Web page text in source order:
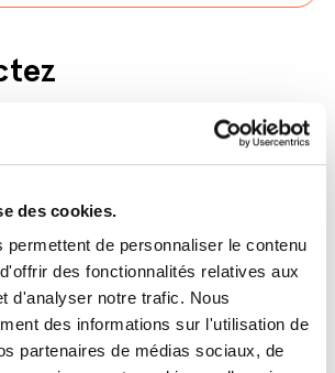
des cookies.
permettent de personnaliser le contenu
des fonctionnalités relatives aux
d'analyser notre trafic. Nous
des informations sur l'utilisation de
partenaires de médias sociaux, de